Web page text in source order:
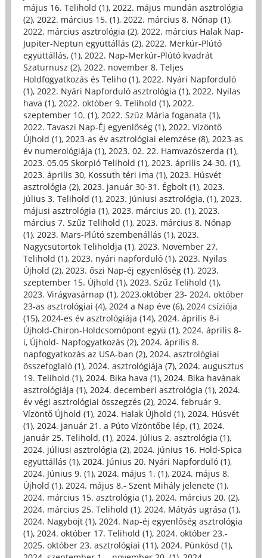
május 16. Telihold (1), 2022. május mundán asztrológia
(2), 2022. március 15. (1), 2022. március 8. Nőnap (1),
2022. március asztrológia (2), 2022. március Halak Nap-
Jupiter-Neptun együttállás (2), 2022. Merkúr-Plútó
együttállás, (1), 2022. Nap-Merkúr-Plútó kvadrát
Szaturnusz (2), 2022. november 8. Teljes
Holdfogyatkozás és Teliho (1), 2022. Nyári Napforduló
(1), 2022. Nyári Napforduló asztrológia (1), 2022. Nyilas
hava (1), 2022. október 9. Telihold (1), 2022.
szeptember 10. (1), 2022. Szűz Mária foganata (1),
2022. Tavaszi Nap-Éj egyenlőség (1), 2022. Vízöntő
Újhold (1), 2023-as év asztrológiai elemzése (8), 2023-as
év numerológiája (1), 2023. 02. 22. Hamvazószerda (1),
2023. 05.05 Skorpió Telihold (1), 2023. április 24-30. (1),
2023. április 30, Kossuth téri ima (1), 2023. Húsvét
asztrológia (2), 2023. január 30-31. Égbolt (1), 2023.
július 3. Telihold (1), 2023. Júniusi asztrológia, (1), 2023.
májusi asztrológia (1), 2023. március 20. (1), 2023.
március 7. Szűz Telihold (1), 2023. március 8. Nőnap
(1), 2023. Mars-Plútó szembenállás (1), 2023.
Nagycsütörtök Teliholdja (1), 2023. November 27.
Telihold (1), 2023. nyári napforduló (1), 2023. Nyilas
Újhold (2), 2023. őszi Nap-éj egyenlőség (1), 2023.
szeptember 15. Újhold (1), 2023. Szűz Telihold (1),
2023. Virágvasárnap (1), 2023.október 23- 2024. október
23-as asztrológiai (4), 2024 a Nap éve (6), 2024 csíziója
(15), 2024-es év asztrológiája (14), 2024. április 8-i
Újhold-Chiron-Holdcsomópont együ (1), 2024. április 8-
i, Újhold- Napfogyatkozás (2), 2024. április 8.
napfogyatkozás az USA-ban (2), 2024. asztrológiai
összefoglaló (1), 2024. asztrológiája (7), 2024. augusztus
19. Telihold (1), 2024. Bika hava (1), 2024. Bika havának
asztrológiája (1), 2024. decemberi asztrológia (1), 2024.
év végi asztrológiai összegzés (2), 2024. február 9.
Vízöntő Újhold (1), 2024. Halak Újhold (1), 2024. Húsvét
(1), 2024. január 21. a Púto Vízöntőbe lép, (1), 2024.
január 25. Telihold, (1), 2024. Július 2. asztrológia (1),
2024. júliusi asztrológia (2), 2024. június 16. Hold-Spica
együttállás (1), 2024. Június 20. Nyári Napforduló (1),
2024. Június 9. (1), 2024. május 1. (1), 2024. május 8.
Újhold (1), 2024. május 8.- Szent Mihály jelenete (1),
2024. március 15. asztrológia (1), 2024. március 20. (2),
2024. március 25. Telihold (1), 2024. Mátyás ugrása (1),
2024. Nagyböjt (1), 2024. Nap-éj egyenlőség asztrológia
(1), 2024. október 17. Telihold (1), 2024. október 23.-
2025. október 23. asztrológiai (11), 2024. Pünkösd (1),